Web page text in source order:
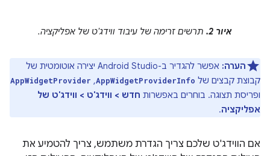
איור 2. תרשים זרימה של עיבוד ווידג'ט של אפליקציה.
הערה:
אפשר להגדיר ב-Android Studio יצירה אוטומטית של
קבוצת קבצים של AppWidgetProviderInfo
,
AppWidgetProvider
ופריסת תצוגה. בוחרים באפשרות חדש > ווידג'ט > ווידג'ט של
אפליקציה.
אם הווידג'ט שלכם צריך הגדרת משתמש, צריך להטמיע את